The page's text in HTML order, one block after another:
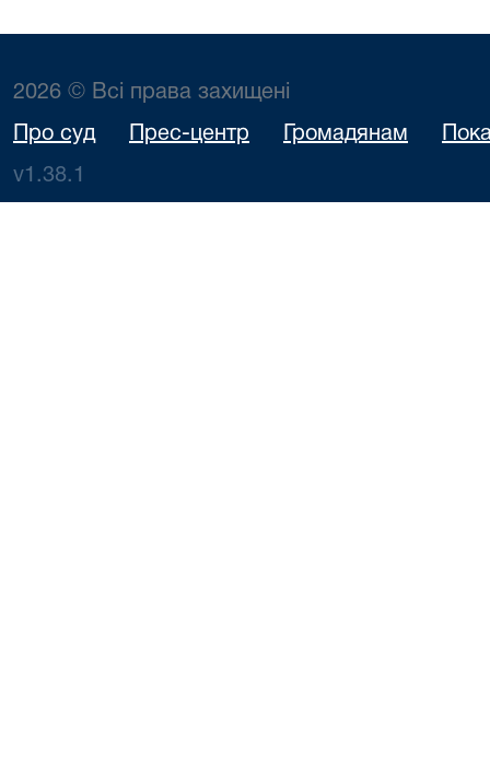
2026 © Всі права захищені
Про суд Прес-центр Громадянам
v1.38.1